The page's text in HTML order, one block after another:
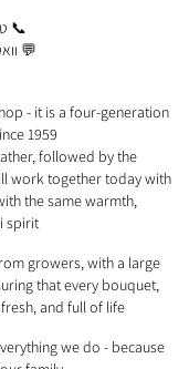
📞 טלפון:
💬
- it is a four-generation
1959.
followed by the
work together today with
the same warmth,
🌿
growers, with a large
that every bouquet,
and full of life.
we do - because